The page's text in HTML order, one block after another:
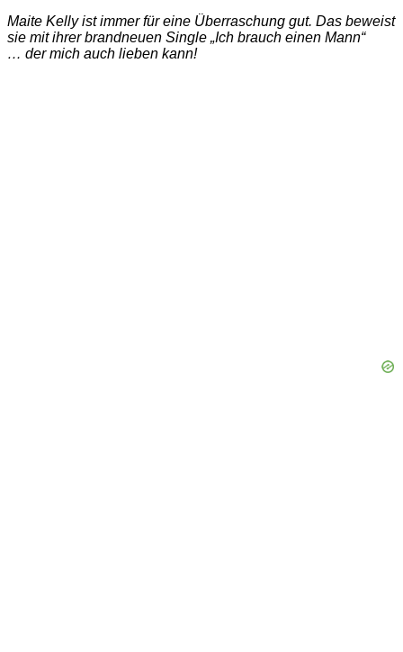
Maite Kelly ist immer für eine Überraschung gut. Das beweist
sie mit ihrer brandneuen Single „Ich brauch einen Mann“
… der mich auch lieben kann!